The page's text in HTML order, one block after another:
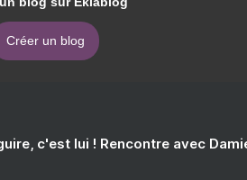
Créer un blog
c'est lui ! Rencontre avec